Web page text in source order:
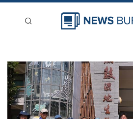
新聞稿分類
登入
刊登